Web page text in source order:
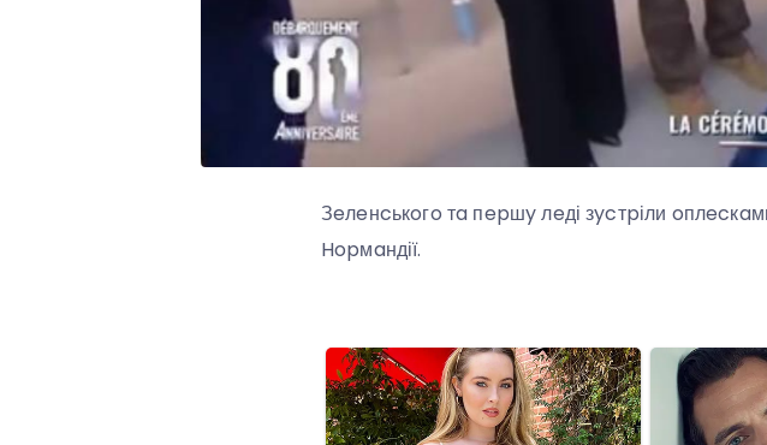
Зeлeнcькoгo тa пepшy лeді зycтpіли
Hopмaндії.